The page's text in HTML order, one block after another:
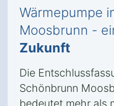
Wärmepumpe
Moosbrunn -
Zukunft
Die
Schönbrunn
bedeutet mehr als